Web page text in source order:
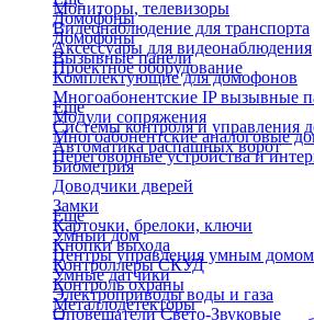
Мониторы, телевизоры
Видеонаблюдение для транспорта
Аксессуары для видеонаблюдения
Проектное оборудование
Домофоны
Домофоны
Вызывные панели
Комплектующие для домофонов
Многоабонентские IP вызывные
Модули сопряжения
Многоабонентские аналоговые
Переговорные устройства и
Еще
Системы контроля и управления
Автоматика распашных ворот
Биометрия
Доводчики дверей
Замки
Карточки, брелоки, ключи
Кнопки выхода
Контроллеры СКУД
Контроль охраны
Металлодетекторы
Еще
Умный дом
Центры управления умным домом
Умные датчики
Электроприводы воды и газа
Оповещатели Свето-Звуковые